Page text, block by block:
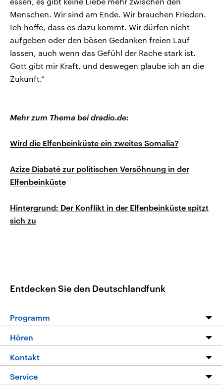
Menschen. Wir sind am Ende. Wir brauchen Frieden.
Ich hoffe, dass es dazu kommt. Wir dürfen nicht
aufgeben oder den bösen Gedanken freien Lauf
lassen, auch wenn das Gefühl der Rache stark ist.
Gott gibt mir Kraft, und deswegen glaube ich an die
Zukunft.“
Mehr zum Thema bei dradio.de:
Wird die Elfenbeinküste ein zweites Somalia?
Azize Diabaté zur politischen Versöhnung in der
Elfenbeinküste
Hintergrund: Der Konflikt in der Elfenbeinküste spitzt
sich zu
Entdecken Sie den Deutschlandfunk
Programm
Die Nachrichten
Nachrichtenleicht
Hören
Livestream
Podcasts
Kontakt
Hörerservice
Service